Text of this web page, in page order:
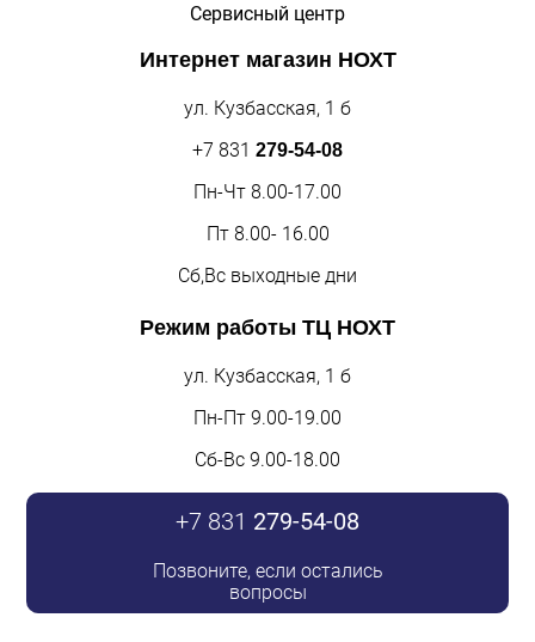
Сервисный центр
Интернет магазин НОХТ
ул. Кузбасская, 1 б
+7 831 279-54-08
Пн-Чт 8.00-17.00
Пт 8.00- 16.00
Сб,Вс выходные дни
Режим работы ТЦ НОХТ
ул. Кузбасская, 1 б
Пн-Пт 9.00-19.00
Сб-Вс 9.00-18.00
+7 831 279-54-08
Позвоните, если остались
вопросы